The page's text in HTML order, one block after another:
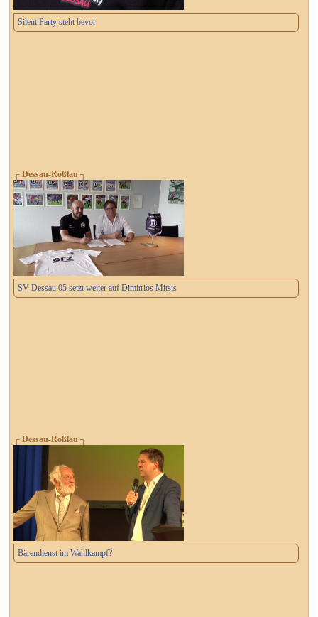
Silent Party steht bevor
┌ Dessau-Roßlau ┐
SV Dessau 05 setzt weiter auf Dimitrios Mitsis
┌ Dessau-Roßlau ┐
Bärendienst im Wahlkampf?